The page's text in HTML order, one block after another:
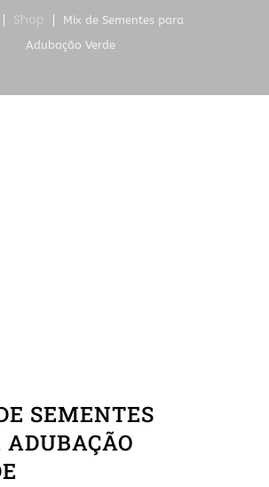
Shop
Mix de Sementes para
Adubação Verde
SEMENTES
ADUBAÇÃO